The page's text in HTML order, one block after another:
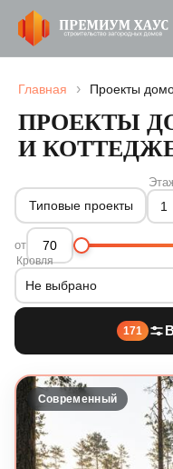
Главная › Проекты
ПРОЕКТЫ
И
Типовые проекты 1
от
Кровля
Не выбрано
171
Современный